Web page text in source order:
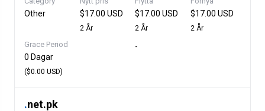
Other $17.00 USD
2 År
$17.00 USD
2 År
$17.00 USD
2 År
Grace Period
0 Dagar
($0.00 USD)
-
.net.pk